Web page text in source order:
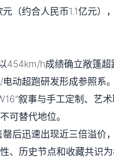
（约合人民币1.1亿元）
454km/h成绩确立敞篷超
动超跑研发形成参照系。
叙事与手工定制、艺
可替代地位。
罄后迅速出现近三倍溢价
、历史节点和收藏共识为